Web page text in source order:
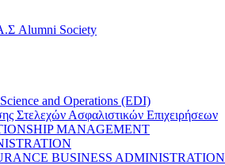
Alumni Society
and Operations (EDI)
Στελεχών Ασφαλιστικών Επιχειρήσεων
MANAGEMENT
BUSINESS ADMINISTRATION